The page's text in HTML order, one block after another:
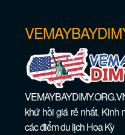
Hoạt động giải trí
khứ hồi giá rẻ nhất. Kinh
các điểm du lịch Hoa Kỳ